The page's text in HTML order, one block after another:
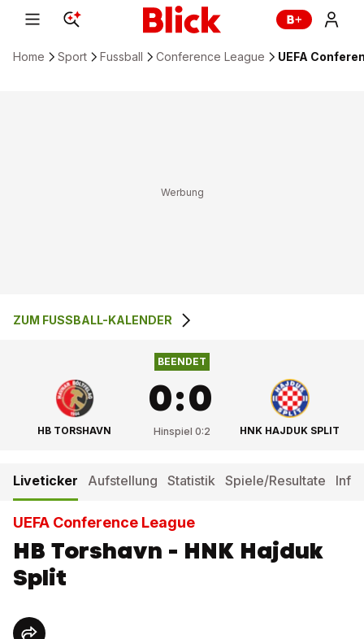
Home Sport Fussball Conference League UEFA
0 :0
ZUM FUSSBALL-KALENDER
HB TORSHAVN
BEENDET
0:0
Hinspiel 0:2 HNK HAJDUK SPLIT
Liveticker Aufstellung Statistik Spiele/Resultate
UEFA Conference League
HB Torshavn - HNK Hajduk
Split